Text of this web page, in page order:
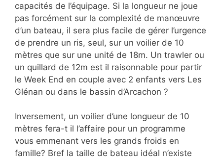
capacités de l’équipage. Si la longueur ne joue
pas forcément sur la complexité de manœuvre
d’un bateau, il sera plus facile de gérer l’urgence
de prendre un ris, seul, sur un voilier de 10
mètres que sur une unité de 18m. Un trawler ou
un quillard de 12m est il raisonnable pour partir
le Week End en couple avec 2 enfants vers Les
Glénan ou dans le bassin d’Arcachon ?
Inversement, un voilier d’une longueur de 10
mètres fera-t il l’affaire pour un programme
vous emmenant vers les grands froids en
famille? Bref la taille de bateau idéal n’existe